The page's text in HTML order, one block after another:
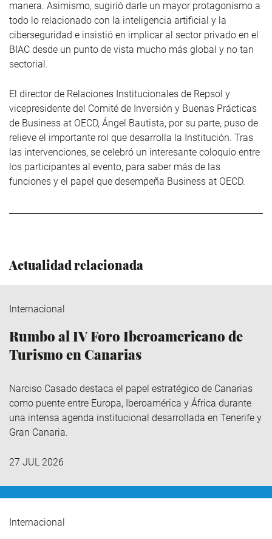
manera. Asimismo, sugirió darle un mayor protagonismo a
todo lo relacionado con la inteligencia artificial y la
ciberseguridad e insistió en implicar al sector privado en el
BIAC desde un punto de vista mucho más global y no tan
sectorial.
El director de Relaciones Institucionales de Repsol y
vicepresidente del Comité de Inversión y Buenas Prácticas
de Business at OECD, Ángel Bautista, por su parte, puso de
relieve el importante rol que desarrolla la Institución. Tras
las intervenciones, se celebró un interesante coloquio entre
los participantes al evento, para saber más de las
funciones y el papel que desempeña Business at OECD.
Actualidad relacionada
Internacional
Rumbo al IV Foro Iberoamericano de
Turismo en Canarias
Narciso Casado destaca el papel estratégico de Canarias
como puente entre Europa, Iberoamérica y África durante
una intensa agenda institucional desarrollada en Tenerife y
Gran Canaria.
27 JUL 2026
Internacional